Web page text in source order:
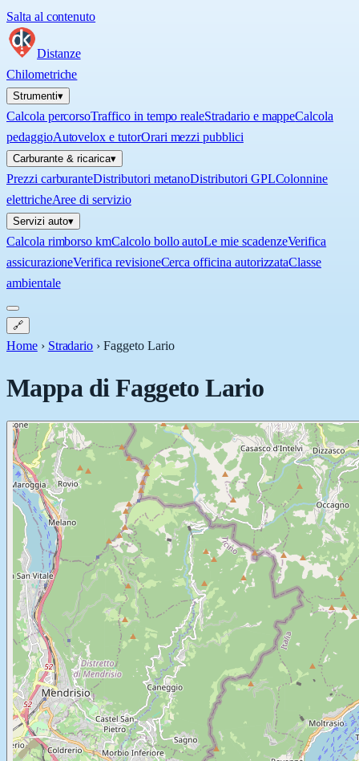
Salta al contenuto
Distanze
Chilometriche
Strumenti▾
Calcola percorsoTraffico in tempo realeStradario e mappeCalcola
pedaggioAutovelox e tutorOrari mezzi pubblici
Carburante & ricarica▾
Prezzi carburanteDistributori metanoDistributori GPLColonnine
elettricheAree di servizio
Servizi auto▾
Calcola rimborso kmCalcolo bollo autoLe mie scadenzeVerifica
assicurazioneVerifica revisioneCerca officina autorizzataClasse
ambientale
🔗
Home › Stradario ›Faggeto Lario
Mappa diFaggeto Lario